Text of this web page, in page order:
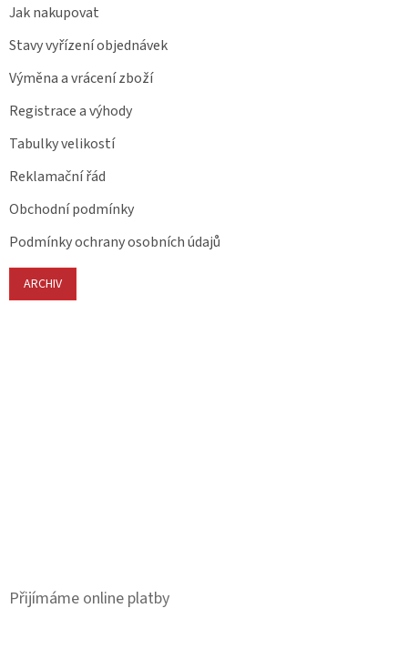
Jak nakupovat
Stavy vyřízení objednávek
Výměna a vrácení zboží
Registrace a výhody
Tabulky velikostí
Reklamační řád
Obchodní podmínky
Podmínky ochrany osobních údajů
ARCHIV
Přijímáme online platby